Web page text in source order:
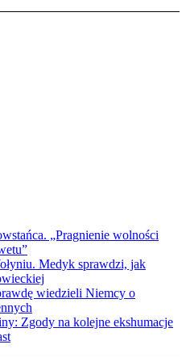
„Pragnienie wolności
Medyk sprawdzi, jak
wiedzieli Niemcy o
Zgody na kolejne ekshumacje